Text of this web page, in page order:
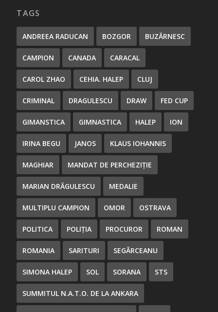
TAGS
ANDREEA RADUCAN BOZGOR BUZĂRNESC
CAMPION CANADA CARACAL
CAROL ZHAO CEHIA. HALEP CLUJ
CRIMINAL DRAGULESCU DRAW FED CUP
GIMANSTICA GIMNASTICA HALEP ION
IRINA BEGU JANOS KLAUS IOHANNIS
MAGHIAR MANDAT DE PERCHEZIȚIE
MARIAN DRĂGULESCU MEDALIE
MULTIPLU CAMPION OMOR OSTRAVA
POLITICA POLIȚIA PROCUROR ROMAN
ROMANIA SARITURI SEGĂRCEANU
SIMONA HALEP SOL SORANA STS
SUMMITUL N.A.T.O. DE LA ANKARA